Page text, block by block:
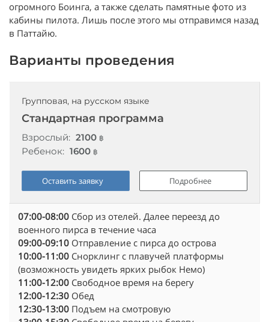
огромного Боинга, а также сделать памятные фото из
кабины пилота. Лишь после этого мы отправимся назад
в Паттайю.
Варианты проведения
Групповая, на русском языке
Стандартная программа
Взрослый: 2100 ฿
Ребенок: 1600 ฿
Оставить заявку Подробнее
07:00-08:00 Сбор из отелей. Далее переезд до
военного пирса в течение часа
09:00-09:10 Отправление с пирса до острова
10:00-11:00 Снорклинг с плавучей платформы
(возможность увидеть ярких рыбок Немо)
11:00-12:00 Свободное время на берегу
12:00-12:30 Обед
12:30-13:00 Подъем на смотровую